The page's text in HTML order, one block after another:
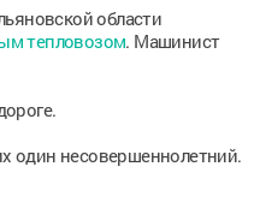
области
тепловозом. Машинист
один несовершеннолетний.